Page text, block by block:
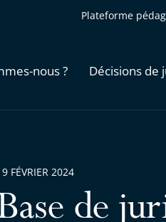
Plateforme
nous ? Décisions de
de
FÉVRIER 2024